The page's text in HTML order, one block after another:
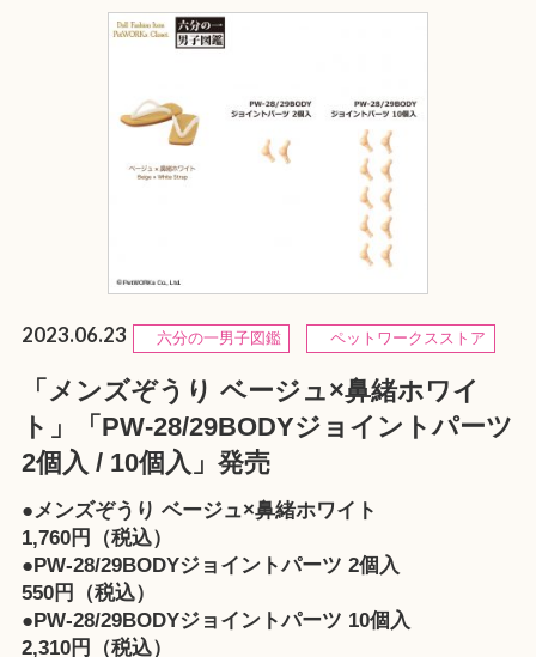
2023.06.23 六分の一男子図鑑 ペットワークスストア
「メンズぞうり ベージュ×鼻緒ホワイ
ト」「PW-28/29BODYジョイントパーツ
2個入 / 10個入」発売
●メンズぞうり ベージュ×鼻緒ホワイト
1,760円（税込）
●PW-28/29BODYジョイントパーツ 2個入
550円（税込）
●PW-28/29BODYジョイントパーツ 10個入
2,310円（税込）